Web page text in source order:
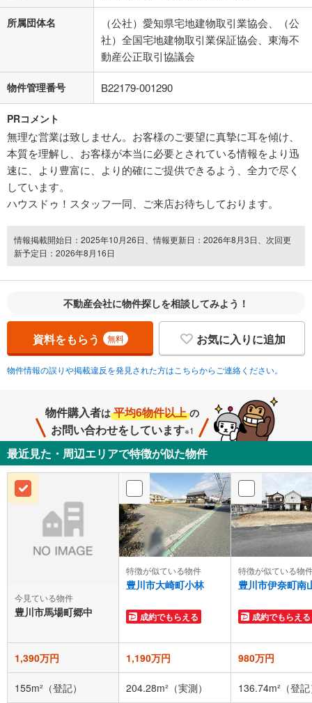
所属団体名
（公社）愛知県宅地建物取引業協会、（公
社）全国宅地建物取引業保証協会、東海不
動産公正取引協議会
物件管理番号 B22179-001290
PRコメント
無理な営業は致しません。お客様のご要望に真摯に耳を傾け、
本質を理解し、お客様が本当に必要とされている情報をより迅
速に、より豊富に、より的確にご提供できるよう、全力で尽く
しています。
ハウスドゥ！スタッフ一同、ご来店お待ちしております。
情報掲載開始日：2025年10月26日、情報更新日：2026年8月3日、次回更
新予定日：2026年8月16日
不動産会社に物件探しを相談してみよう！
資料をもらう 無料 お気に入りに追加
物件情報の誤りや掲載違反を発見された方はこちらからご連絡ください。
物件購入者は 平均6物件以上 の
お問い合わせをしています※1
最近見た・周辺エリアで特徴が似た物件
今見ている物件
豊川市馬場町郷中
特徴が似ている物件
豊川市大崎町小林
成約でもらえる
特徴が似ている物
豊川市伊奈町南
成約でもらえる
1,390万円 1,190万円 980万円
155m²（登記） 204.28m²（実測） 136.74m²（登